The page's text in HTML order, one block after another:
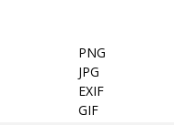
PNG
JPG
EXIF
GIF